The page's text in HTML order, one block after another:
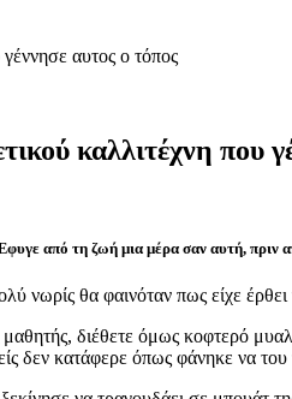
αυτος ο τόπος
καλλιτέχνη που
από τη ζωή μια μέρα σαν αυτή, πριν
θα φαινόταν πως είχε
διέθετε όμως κοφτερό
δεν κατάφερε όπως φάνηκε να του